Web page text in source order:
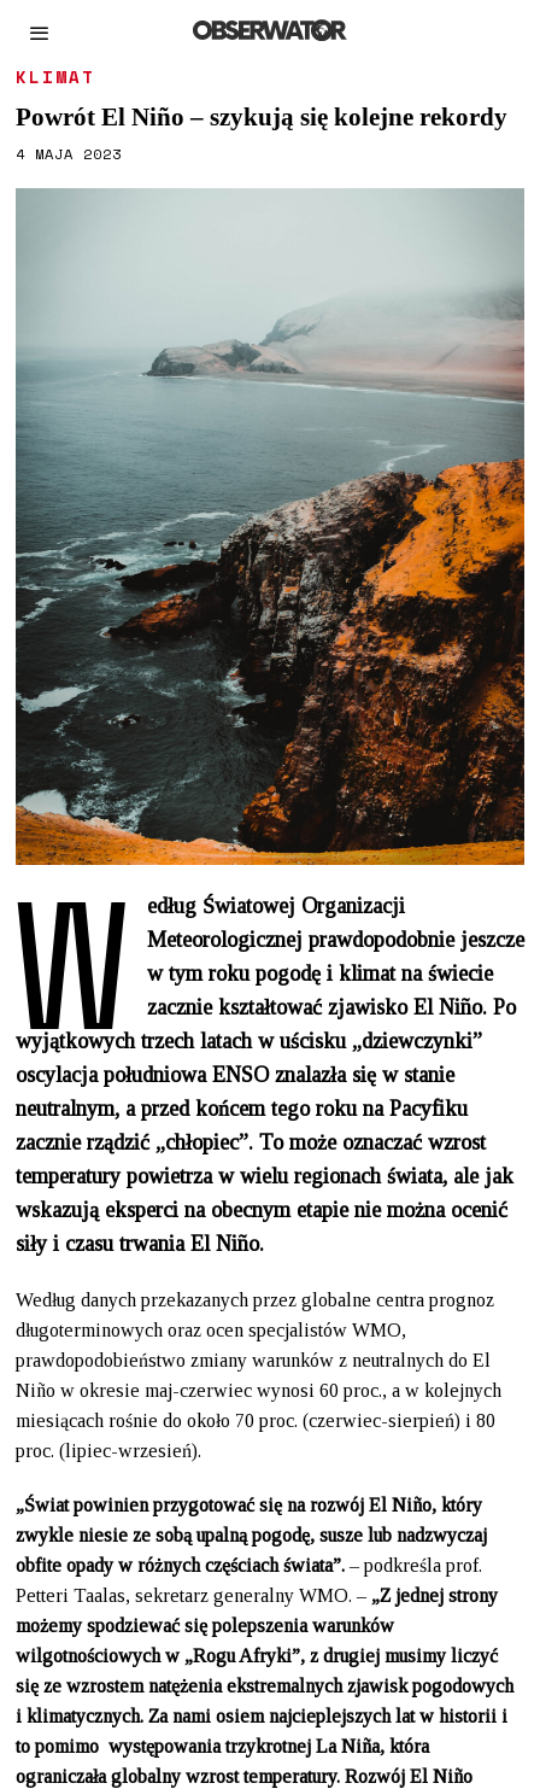
KLIMAT
Powrót El Niño – szykują się kolejne rekordy
4 MAJA 2023
W
edług Światowej Organizacji
Meteorologicznej prawdopodobnie jeszcze
w tym roku pogodę i klimat na świecie
zacznie kształtować zjawisko El Niño. Po
wyjątkowych trzech latach w uścisku „dziewczynki”
oscylacja południowa ENSO znalazła się w stanie
neutralnym, a przed końcem tego roku na Pacyfiku
zacznie rządzić „chłopiec”. To może oznaczać wzrost
temperatury powietrza w wielu regionach świata, ale jak
wskazują eksperci na obecnym etapie nie można ocenić
siły i czasu trwania El Niño.
Według danych przekazanych przez globalne centra prognoz
długoterminowych oraz ocen specjalistów WMO,
prawdopodobieństwo zmiany warunków z neutralnych do El
Niño w okresie maj-czerwiec wynosi 60 proc., a w kolejnych
miesiącach rośnie do około 70 proc. (czerwiec-sierpień) i 80
proc. (lipiec-wrzesień).
„Świat powinien przygotować się na rozwój El Niño, który
zwykle niesie ze sobą upalną pogodę, susze lub nadzwyczaj
obfite opady w różnych częściach świata”. – podkreśla prof.
Petteri Taalas, sekretarz generalny WMO. – „Z jednej strony
możemy spodziewać się polepszenia warunków
wilgotnościowych w „Rogu Afryki”, z drugiej musimy liczyć
się ze wzrostem natężenia ekstremalnych zjawisk pogodowych
i klimatycznych. Za nami osiem najcieplejszych lat w historii i
to pomimo występowania trzykrotnej La Niña, która
ograniczała globalny wzrost temperatury. Rozwój El Niño